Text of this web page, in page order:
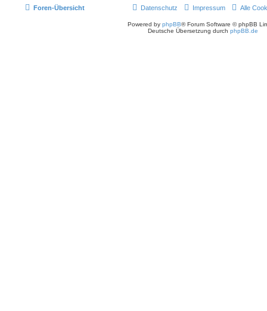
Foren-Übersicht Alle
Impressum
Datenschutz
Powered by phpBB® Forum Software © phpBB
Deutsche Übersetzung durch phpBB.de